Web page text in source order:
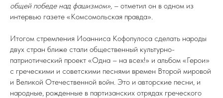
общей победе над фашизмом», – отметил он в одном из
интервью газете «Комсомольская правда».
Итогом стремления Иоанниса Кофопулоса сделать народы
двух стран ближе стали общественный культурно-
патриотический проект «Одна – на всех!» и альбом «Герои»
с греческими и советскими песнями времен Второй мировой
и Великой Отечественной войн. Это и авторские песни, и
народные, рожденные в партизанских отрядах греческого